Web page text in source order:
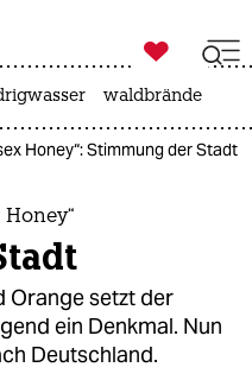

taz zahl ich
waldbrände
Honey“: Stimmung der Stadt
Orange setzt der
ein Denkmal. Nun
Deutschland.